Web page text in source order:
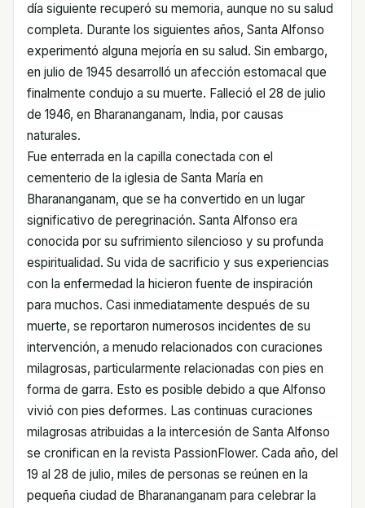
día siguiente recuperó su memoria, aunque no su salud
completa. Durante los siguientes años, Santa Alfonso
experimentó alguna mejoría en su salud. Sin embargo,
en julio de 1945 desarrolló un afección estomacal que
finalmente condujo a su muerte. Falleció el 28 de julio
de 1946, en Bharananganam, India, por causas
naturales.
Fue enterrada en la capilla conectada con el
cementerio de la iglesia de Santa María en
Bharananganam, que se ha convertido en un lugar
significativo de peregrinación. Santa Alfonso era
conocida por su sufrimiento silencioso y su profunda
espiritualidad. Su vida de sacrificio y sus experiencias
con la enfermedad la hicieron fuente de inspiración
para muchos. Casi inmediatamente después de su
muerte, se reportaron numerosos incidentes de su
intervención, a menudo relacionados con curaciones
milagrosas, particularmente relacionadas con pies en
forma de garra. Esto es posible debido a que Alfonso
vivió con pies deformes. Las continuas curaciones
milagrosas atribuidas a la intercesión de Santa Alfonso
se cronifican en la revista PassionFlower. Cada año, del
19 al 28 de julio, miles de personas se reúnen en la
pequeña ciudad de Bharananganam para celebrar la